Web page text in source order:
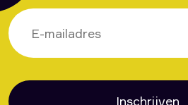
Inschrijven